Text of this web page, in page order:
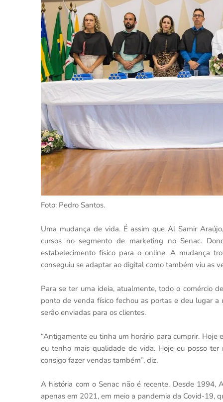
Foto: Pedro Santos.
Uma mudança de vida. É assim que Al Samir
cursos no segmento de marketing no Senac.
estabelecimento físico para o online. A mudança
conseguiu se adaptar ao digital como também viu as
Para se ter uma ideia, atualmente, todo o comércio
ponto de venda físico fechou as portas e deu lugar
serão enviadas para os clientes.
“Antigamente eu tinha um horário para cumprir. Hoje
eu tenho mais qualidade de vida. Hoje eu posso
consigo fazer vendas também”, diz.
A história com o Senac não é recente. Desde 1994,
apenas em 2021, em meio a pandemia da Covid-19,